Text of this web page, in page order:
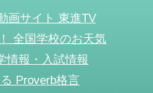
画サイト 東進TV
全国学校のお天気
情報・入試情報
Proverb格言